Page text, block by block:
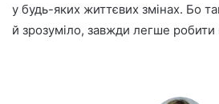
у будь-яких життєвих змінах. Бо
й зрозуміло, завжди легше робити